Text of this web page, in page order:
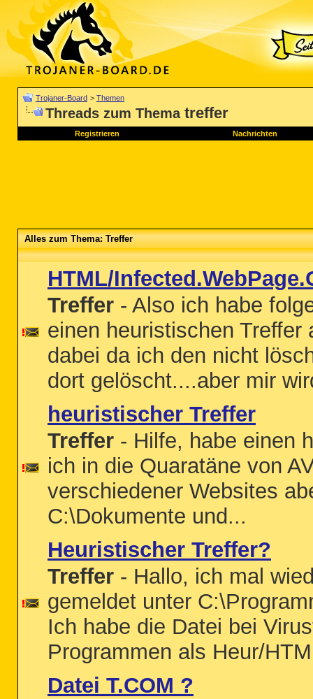
Trojaner-Board > Themen
Threads zum Thema treffer
Registrieren Nachrichten
Alles zum Thema: Treffer
HTML/
Treffer - Also ich habe
einen heuristischen
dabei da ich den nicht
dort gelöscht....aber mir
heuristischer Treffer
Treffer - Hilfe, habe einen
ich in die Quaratäne von
verschiedener Websites
C:\Dokumente und...
Heuristischer Treffer?
Treffer - Hallo, ich mal
gemeldet unter
Ich habe die Datei bei
Programmen als Heur/
Datei T.COM ?